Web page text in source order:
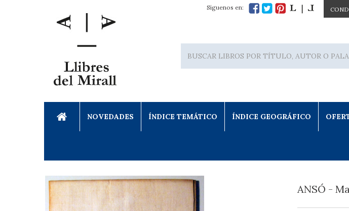
Síguenos en:
NOVEDADES ÍNDICE TEMÁTICO ÍNDICE GEOGRÁFICO
ANSÓ -